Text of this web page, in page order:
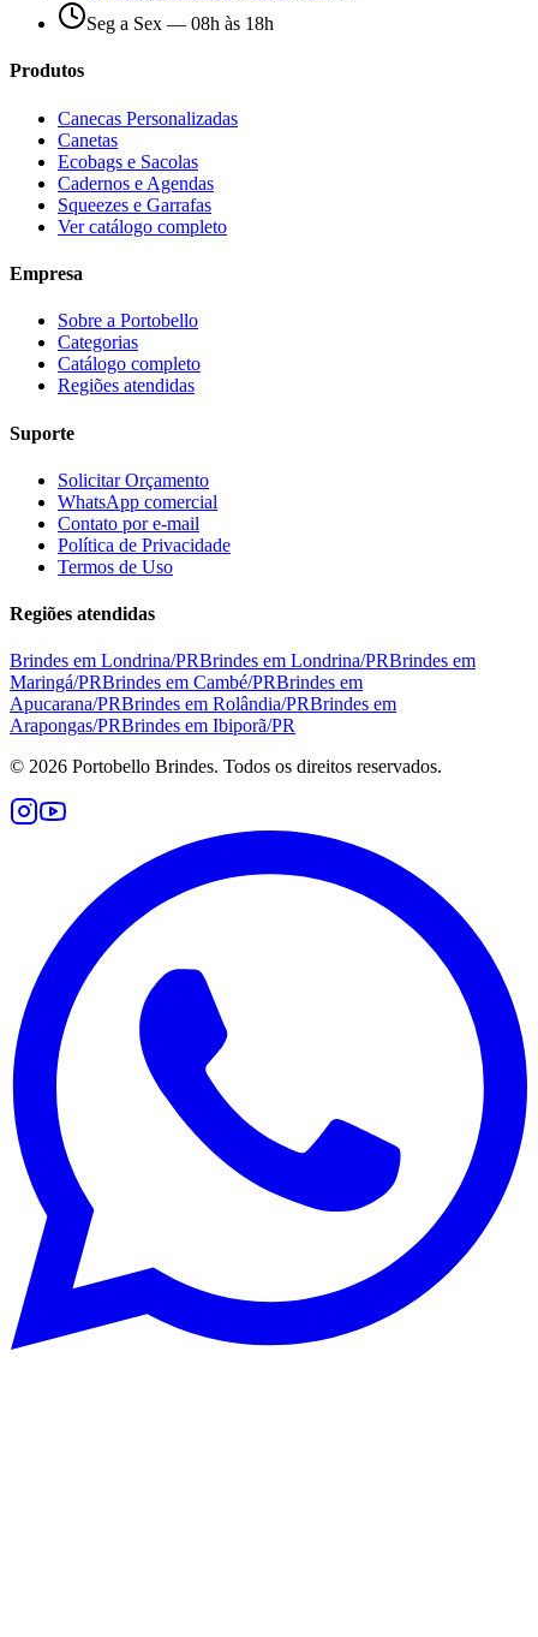
Seg a Sex — 08h às 18h
Produtos
Canecas Personalizadas
Canetas
Ecobags e Sacolas
Cadernos e Agendas
Squeezes e Garrafas
Ver catálogo completo
Empresa
Sobre a Portobello
Categorias
Catálogo completo
Regiões atendidas
Suporte
Solicitar Orçamento
WhatsApp comercial
Contato por e-mail
Política de Privacidade
Termos de Uso
Regiões atendidas
Brindes em Londrina/PRBrindes em Londrina/PRBrindes em
Maringá/PRBrindes em Cambé/PRBrindes em
Apucarana/PRBrindes em Rolândia/PRBrindes em
Arapongas/PRBrindes em Ibiporã/PR
© 2026 Portobello Brindes. Todos os direitos reservados.